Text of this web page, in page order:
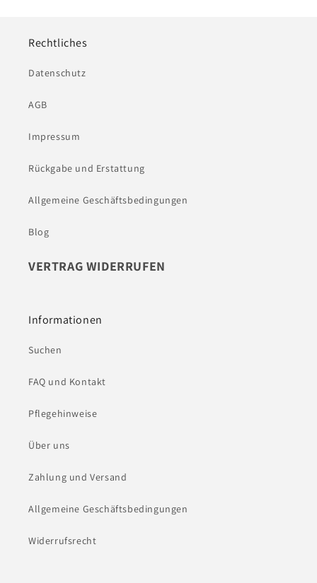
Rechtliches
Datenschutz
AGB
Impressum
Rückgabe und Erstattung
Allgemeine Geschäftsbedingungen
Blog
VERTRAG WIDERRUFEN
Informationen
Suchen
FAQ und Kontakt
Pflegehinweise
Über uns
Zahlung und Versand
Allgemeine Geschäftsbedingungen
Widerrufsrecht